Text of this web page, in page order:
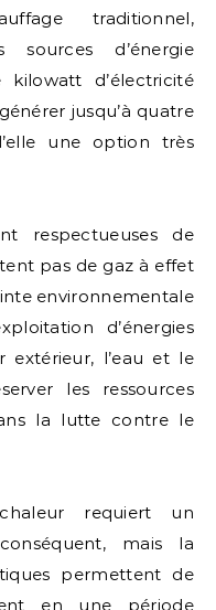
traditionnel,
sources d’énergie
kilowatt d’électricité
jusqu’à quatre
une option très
respectueuses de
pas de gaz à effet
environnementale
d’énergies
extérieur, l’eau et le
les ressources
la lutte contre le
requiert un
mais la
permettent de
en une période